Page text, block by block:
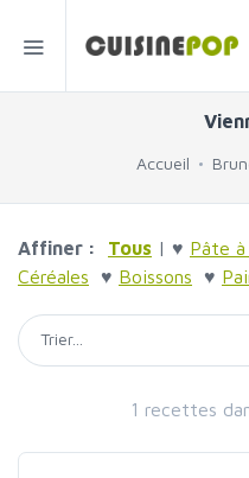
Accueil
Affiner : Tous | ♥ Pâte
Céréales ♥ Boissons ♥
1 recettes